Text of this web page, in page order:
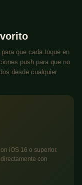
que cada toque en
push para que no
desde cualquier
iOS 16 o superior.
con